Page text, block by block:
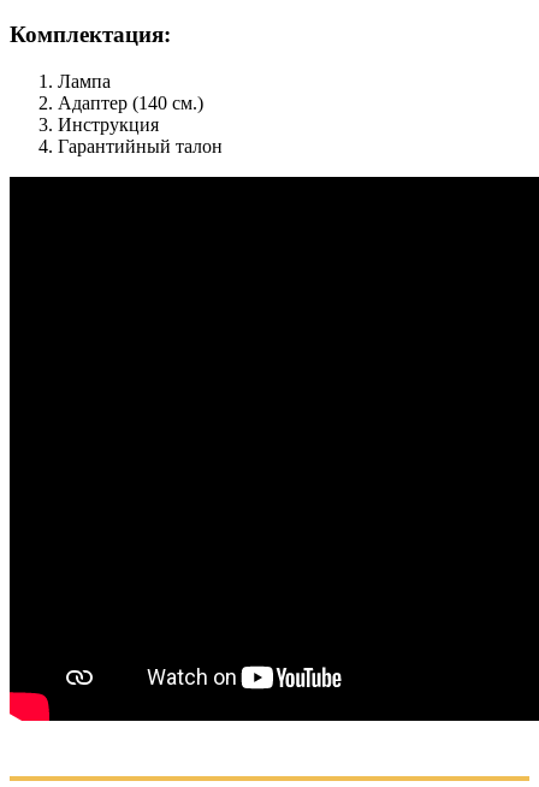
Комплектация:
Лампа
Адаптер (140 см.)
Инструкция
Гарантийный талон